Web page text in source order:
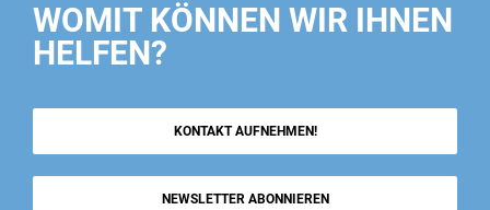
WOMIT KÖNNEN WIR IHNEN
HELFEN?
KONTAKT AUFNEHMEN!
NEWSLETTER ABONNIEREN